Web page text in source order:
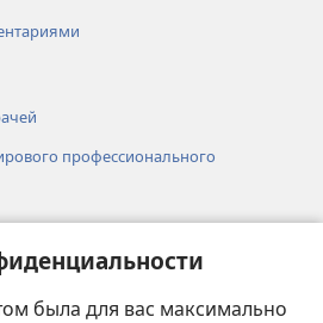
была для вас максимально
профессионального